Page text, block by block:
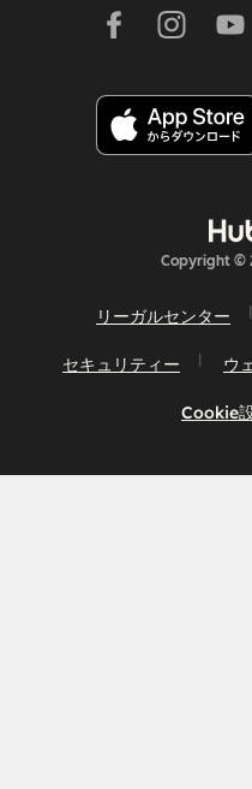
Copyright ©
リーガルセンター
セキュリティー ウ
Cookie